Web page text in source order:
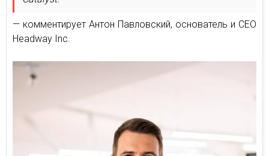
— комментирует Антон Павловский, основатель и СЕО
Headway Inc.